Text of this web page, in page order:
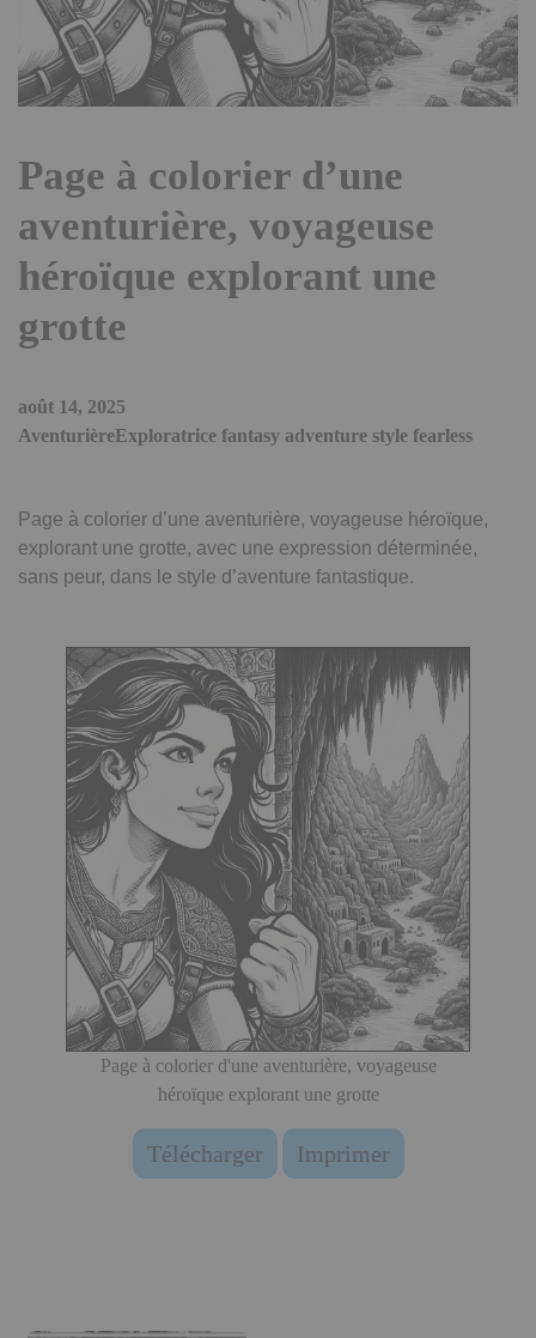
Page à colorier d’une
aventurière, voyageuse
héroïque explorant une
grotte
août 14, 2025
AventurièreExploratrice fantasy adventure style fearless
Page à colorier d’une aventurière, voyageuse héroïque,
explorant une grotte, avec une expression déterminée,
sans peur, dans le style d’aventure fantastique.
Page à colorier d'une aventurière, voyageuse
héroïque explorant une grotte
Télécharger Imprimer